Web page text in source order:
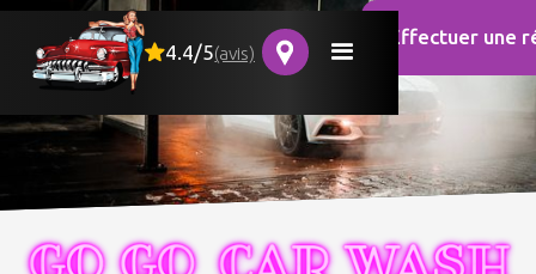
4.4/5(avis)
Effectuer une